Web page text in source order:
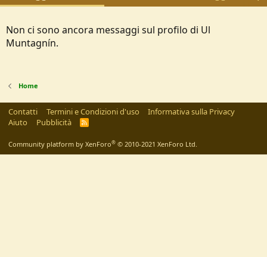
Non ci sono ancora messaggi sul profilo di Ul
Muntagnín.
Home
Contatti Termini e Condizioni d'uso
Informativa sulla Privacy
Aiuto
Pubblicità
R
Community platform by XenForo® © 2010-2021 XenForo Ltd.